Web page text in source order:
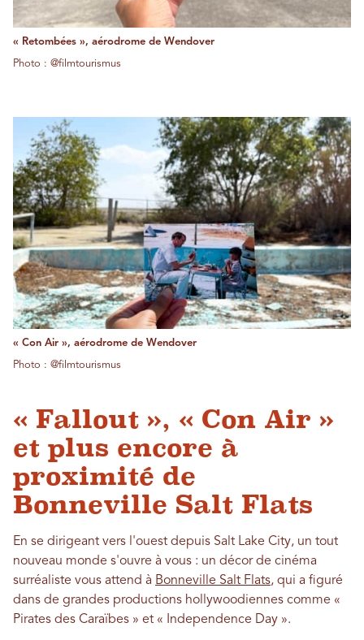
« Retombées », aérodrome de Wendover
Photo : @filmtourismus
« Con Air », aérodrome de Wendover
Photo : @filmtourismus
« Fallout », « Con Air »
et plus encore à
proximité de
Bonneville Salt Flats
En se dirigeant vers l'ouest depuis Salt Lake City, un tout
nouveau monde s'ouvre à vous : un décor de cinéma
surréaliste vous attend à Bonneville Salt Flats, qui a figuré
dans de grandes productions hollywoodiennes comme «
Pirates des Caraïbes » et « Independence Day ».